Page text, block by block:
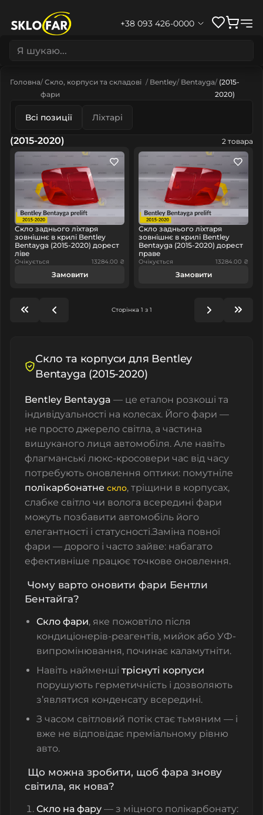
+38 093 426-0000
Головна Скло, корпуси та складові
фари
Bentley Bentayga (2015-
2020)
Всі позиції Ліхтарі
(2015-2020) 2 товара
Скло заднього ліхтаря
зовнішнє в крилі Bentley
Bentayga (2015-2020) дорест
ліве
Очікується 13284.00 ₴
Замовити
Скло заднього ліхтаря
зовнішнє в крилі Bentley
Bentayga (2015-2020) дорест
праве
Очікується 13284.00 ₴
Замовити
Сторінка 1 з 1
Скло та корпуси для Bentley
Bentayga (2015-2020)
Bentley Bentayga — це еталон розкоші та
індивідуальності на колесах. Його фари —
не просто джерело світла, а частина
вишуканого лиця автомобіля. Але навіть
флагманські люкс-кросовери час від часу
потребують оновлення оптики: помутніле
полікарбонатне скло, тріщини в корпусах,
слабке світло чи волога всередині фари
можуть позбавити автомобіль його
елегантності і статусності.Заміна повної
фари — дорого і часто зайве: набагато
ефективніше працює точкове оновлення.
Чому варто оновити фари Бентли
Бентайга?
Скло фари, яке пожовтіло після
кондиціонерів-реагентів, мийок або УФ-
випромінювання, починає каламутніти.
Навіть найменші тріснуті корпуси
порушують герметичність і дозволяють
з’являтися конденсату всередині.
З часом світловий потік стає тьмяним — і
вже не відповідає преміальному рівню
авто.
Що можна зробити, щоб фара знову
світила, як нова?
Скло на фару — з міцного полікарбонату: